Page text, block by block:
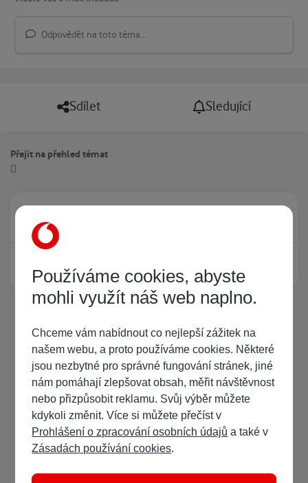
Odpovědět na toto téma...
Sdílet Sledující
Přejít na přehled témat
Žádný registrovaný uživatel si neprohlíží tuto stránku
Používáme cookies, abyste
mohli využít náš web naplno.
Chceme vám nabídnout co nejlepší zážitek na
našem webu, a proto používáme cookies. Některé
jsou nezbytné pro správné fungování stránek, jiné
nám pomáhají zlepšovat obsah, měřit návštěvnost
nebo přizpůsobit reklamu. Svůj výběr můžete
kdykoli změnit. Více si můžete přečíst v
Prohlášení o zpracování osobních údajů a také v
Zásadách používání cookies.